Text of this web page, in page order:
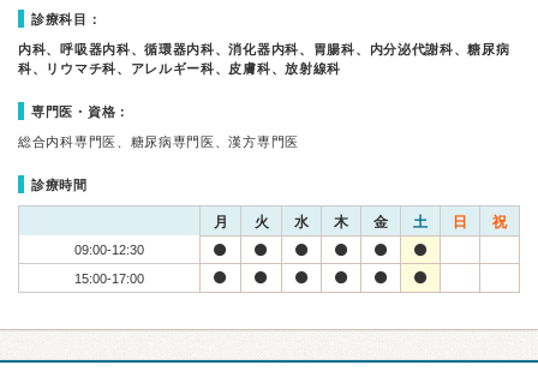
診療科目：
内科、呼吸器内科、循環器内科、消化器内科、胃腸科、内分泌代謝科、糖尿病
科、リウマチ科、アレルギー科、皮膚科、放射線科
専門医・資格：
総合内科専門医、糖尿病専門医、漢方専門医
診療時間
月 火 水 木 金 土 日 祝
09:00-12:30
15:00-17:00